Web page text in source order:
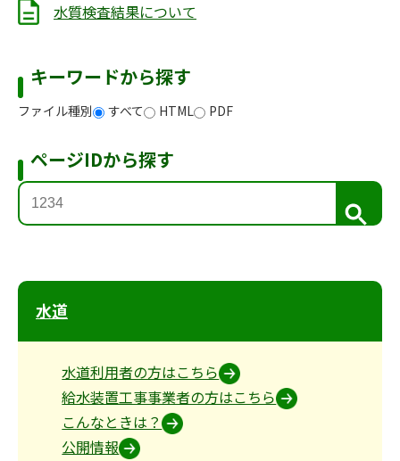
水質検査結果について
キーワードから探す
ファイル種別 すべて HTML PDF
ページIDから探す
検
索
水道
水道利用者の方はこちら
給水装置工事事業者の方はこちら
こんなときは？
公開情報